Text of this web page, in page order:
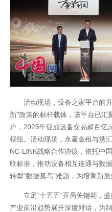
活动现场，设备之家平台的升
新”政策的标杆载体，该平台已汇
户，2025年促成设备交易超百亿
枢纽。活动现场，永赢金租与携
NC-LINK战略合作协议，依托中
联标准，推动设备相互连通与数
转型“数据孤岛”难题，为培育新
立足“十五五”开局关键期，盛
产业前沿趋势展开深度对话，为